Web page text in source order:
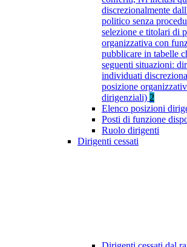
discrezionalmente
politico senza
selezione e titolari di
organizzativa con
pubblicare in tabelle
seguenti situazioni:
individuati
posizione
dirigenziali) 2
Elenco posizioni
Posti di funzione
Ruolo dirigenti
Dirigenti cessati